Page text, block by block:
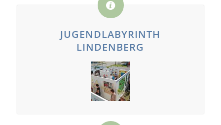
JUGENDLABYRINTH
LINDENBERG